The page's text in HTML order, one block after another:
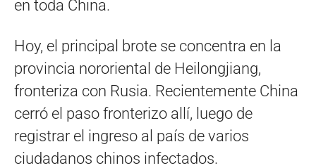
en toda China.
Hoy, el principal brote se concentra en la
provincia nororiental de Heilongjiang,
fronteriza con Rusia. Recientemente China
cerró el paso fronterizo allí, luego de
registrar el ingreso al país de varios
ciudadanos chinos infectados.